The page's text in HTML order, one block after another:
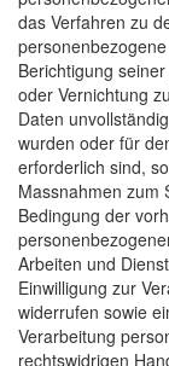
das Verfahren zu
Berichtigung
oder Vernichtung
Daten
wurden oder für
erforderlich sind,
Massnahmen zum
Bedingung der
Arbeiten und
Einwilligung zur
widerrufen sowie
Verarbeitung
rechtswidrigen